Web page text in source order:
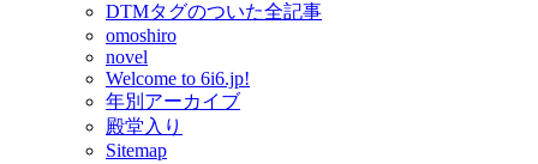
DTMタグのついた全記事
omoshiro
novel
Welcome to 6i6.jp!
年別アーカイブ
殿堂入り
Sitemap